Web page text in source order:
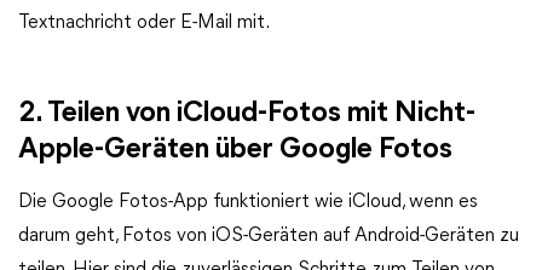
Textnachricht oder E-Mail mit.
2. Teilen von iCloud-Fotos mit Nicht-
Apple-Geräten über Google Fotos
Die Google Fotos-App funktioniert wie iCloud, wenn es
darum geht, Fotos von iOS-Geräten auf Android-Geräten zu